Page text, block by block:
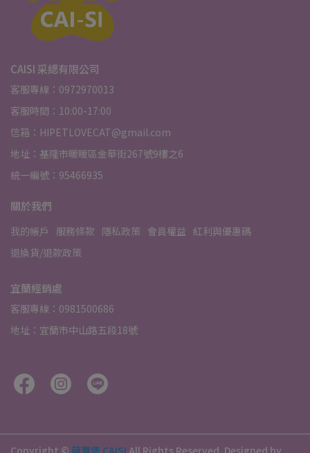
CAISI 采緦有限公司
客服專線：0972970013
客服時間：10:00-17:00
信箱：HIPETLOVECAT@gmail.com
地址：基隆市暖暖區金華街267號9樓之6
統一編號：95466935
關於我們
我的帳戶 服務條款 隱私政策 會員權益 紅利與優惠碼
退換貨/退款政策
宜蘭經銷處
客服專線：0981500686
地址：宜蘭市中山路五段18號
Copyright © 萌寶堡 CAISI All Rights Reserved. Designed by